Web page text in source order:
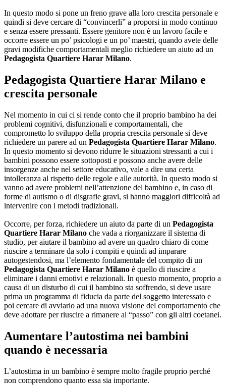
In questo modo si pone un freno grave alla loro crescita personale e
quindi si deve cercare di “convincerli” a proporsi in modo continuo
e senza essere pressanti. Essere genitore non è un lavoro facile e
occorre essere un po’ psicologi e un po’ maestri, quando avete delle
gravi modifiche comportamentali meglio richiedere un aiuto ad un
Pedagogista Quartiere Harar Milano.
Pedagogista Quartiere Harar Milano e
crescita personale
Nel momento in cui ci si rende conto che il proprio bambino ha dei
problemi cognitivi, disfunzionali e comportamentali, che
comprometto lo sviluppo della propria crescita personale si deve
richiedere un parere ad un Pedagogista Quartiere Harar Milano.
In questo momento si devono ridurre le situazioni stressanti a cui i
bambini possono essere sottoposti e possono anche avere delle
insorgenze anche nel settore educativo, vale a dire una certa
intolleranza al rispetto delle regole e alle autorità. In questo modo si
vanno ad avere problemi nell’attenzione del bambino e, in caso di
forme di autismo o di disgrafie gravi, si hanno maggiori difficoltà ad
intervenire con i metodi tradizionali.
Occorre, per forza, richiedere un aiuto da parte di un Pedagogista
Quartiere Harar Milano che vada a riorganizzare il sistema di
studio, per aiutare il bambino ad avere un quadro chiaro di come
riuscire a terminare da solo i compiti e quindi ad imparare
autogestendosi, ma l’elemento fondamentale del compito di un
Pedagogista Quartiere Harar Milano è quello di riuscire a
eliminare i danni emotivi e relazionali. In questo momento, proprio a
causa di un disturbo di cui il bambino sta soffrendo, si deve usare
prima un programma di fiducia da parte del soggetto interessato e
poi cercare di avviarlo ad una nuova visione del comportamento che
deve adottare per riuscire a rimanere al “passo” con gli altri coetanei.
Aumentare l’autostima nei bambini
quando è necessaria
L’autostima in un bambino è sempre molto fragile proprio perché
non comprendono quanto essa sia importante.